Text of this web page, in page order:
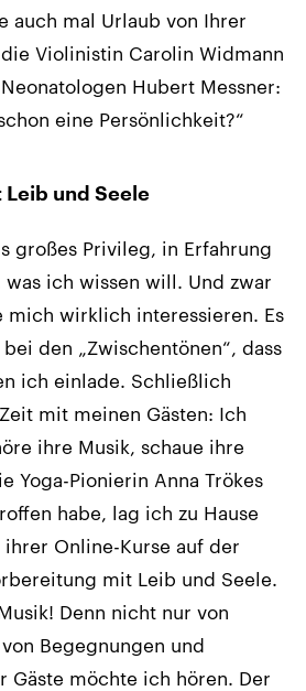
auch mal Urlaub von Ihrer
Violinistin Carolin Widmann
Hubert Messner:
eine Persönlichkeit?“
und Seele
großes Privileg, in Erfahrung
ich wissen will. Und zwar
mich wirklich interessieren. Es
den „Zwischentönen“, dass
ich einlade. Schließlich
mit meinen Gästen: Ich
ihre Musik, schaue ihre
Yoga-Pionierin Anna Trökes
habe, lag ich zu Hause
Online-Kurse auf der
mit Leib und Seele.
Denn nicht nur von
Begegnungen und
Gäste möchte ich hören. Der